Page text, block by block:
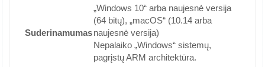
Suderinamumas
„Windows 10“ arba naujesnė versija
(64 bitų), „macOS“ (10.14 arba
naujesnė versija)
Nepalaiko „Windows“ sistemų,
pagrįstų ARM architektūra.